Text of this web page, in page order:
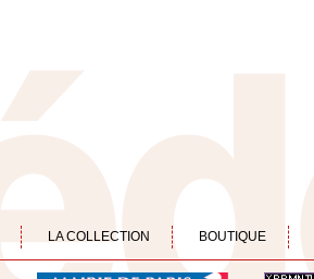
LA COLLECTION BOUTIQUE